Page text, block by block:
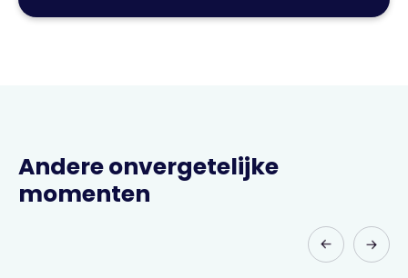
Andere onvergetelijke
momenten